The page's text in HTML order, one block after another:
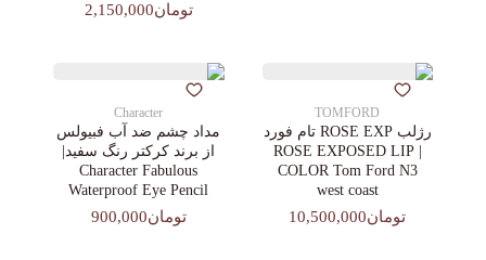
تومان2,150,000
TOMFORD
رژلب ROSE EXP تام فورد
| ROSE EXPOSED LIP
COLOR Tom Ford N3
west coast
تومان10,500,000
Character
مداد چشم ضد آب فبیولس
از برند کرکتر رنگ سفید|
Character Fabulous
Waterproof Eye Pencil
تومان900,000